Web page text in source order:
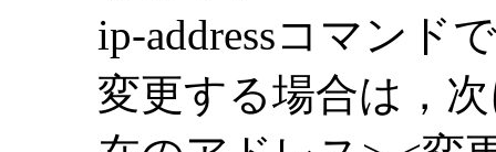
ip-addressコマンド
変更する場合は，次